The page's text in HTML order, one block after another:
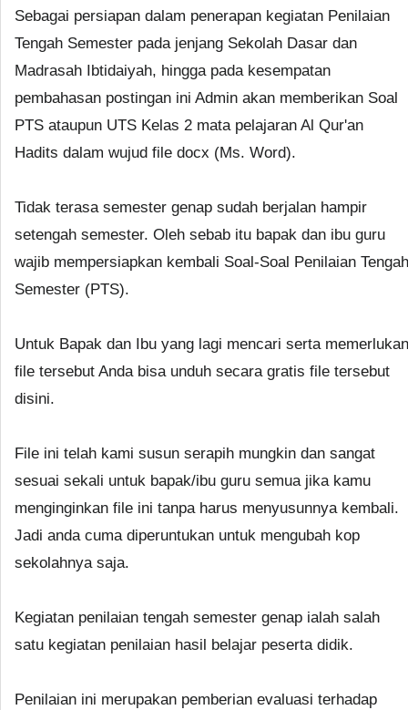
Sebagai persiapan dalam penerapan kegiatan Penilaian
Tengah Semester pada jenjang Sekolah Dasar dan
Madrasah Ibtidaiyah, hingga pada kesempatan
pembahasan postingan ini Admin akan memberikan Soal
PTS ataupun UTS Kelas 2 mata pelajaran Al Qur'an
Hadits dalam wujud file docx (Ms. Word).
Tidak terasa semester genap sudah berjalan hampir
setengah semester. Oleh sebab itu bapak dan ibu guru
wajib mempersiapkan kembali Soal-Soal Penilaian Tengah
Semester (PTS).
Untuk Bapak dan Ibu yang lagi mencari serta memerlukan
file tersebut Anda bisa unduh secara gratis file tersebut
disini.
File ini telah kami susun serapih mungkin dan sangat
sesuai sekali untuk bapak/ibu guru semua jika kamu
menginginkan file ini tanpa harus menyusunnya kembali.
Jadi anda cuma diperuntukan untuk mengubah kop
sekolahnya saja.
Kegiatan penilaian tengah semester genap ialah salah
satu kegiatan penilaian hasil belajar peserta didik.
Penilaian ini merupakan pemberian evaluasi terhadap